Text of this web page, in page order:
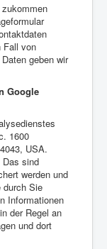
Fall von
geben wir
Google
1600
USA.
sind
werden und
durch Sie
Informationen
der Regel an
und dort